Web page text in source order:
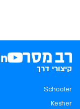
קיצורי דרך
Schooler
Kesher